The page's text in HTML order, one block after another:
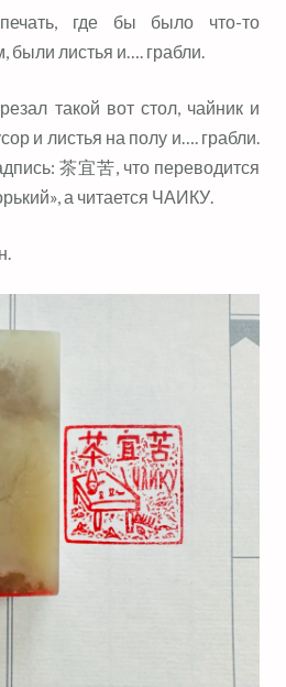
были листья и…. грабли.
такой вот стол, чайник и
и листья на полу и…. грабли.
茶宜苦, что переводится
а читается ЧАИКУ.